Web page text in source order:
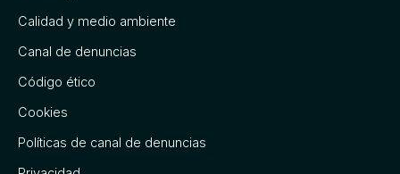
Calidad y medio ambiente
Canal de denuncias
Código ético
Cookies
Políticas de canal de denuncias